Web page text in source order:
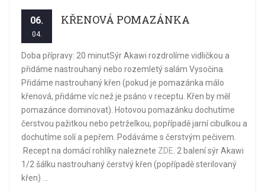
06.
04.
KŘENOVÁ POMAZÁNKA
Doba přípravy: 20 minutSýr Akawi rozdrolíme vidličkou a
přidáme nastrouhaný nebo rozemletý salám Vysočina.
Přidáme nastrouhaný křen (pokud je pomazánka málo
křenová, přidáme víc než je psáno v receptu. Křen by měl
pomazánce dominovat). Hotovou pomazánku dochutíme
čerstvou pažitkou nebo petrželkou, popřípadě jarní cibulkou a
dochutíme solí a pepřem. Podáváme s čerstvým pečivem.
Recept na domácí rohlíky naleznete ZDE . 2 balení sýr Akawi
1/2 šálku nastrouhaný čerstvý křen (popřípadě sterilovaný
křen) ...